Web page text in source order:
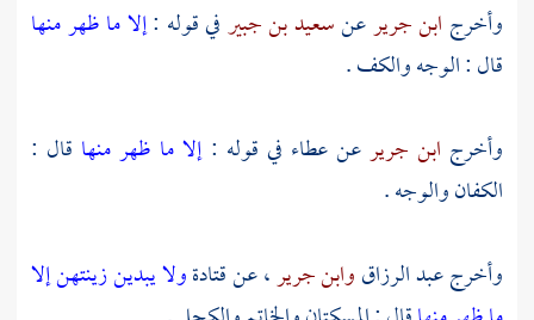
وأخرج ابن جريرعنسعيد بن جبيرفي قوله :إلا ما ظهر منها
قال : الوجه والكف .
وأخرج ابن جريرعنعطاء في قوله :إلا ما ظهر منها قال :
الكفان والوجه .
وأخرجعبد الرزاقوابن جرير، عنقتادةولا يبدين زينتهن إلا